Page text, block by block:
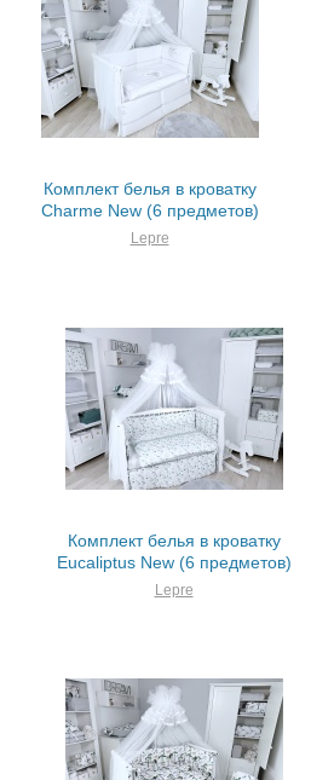
Комплект белья в кроватку
Charme New (6 предметов)
Lepre
Комплект белья в кроватку
Eucaliptus New (6 предметов)
Lepre